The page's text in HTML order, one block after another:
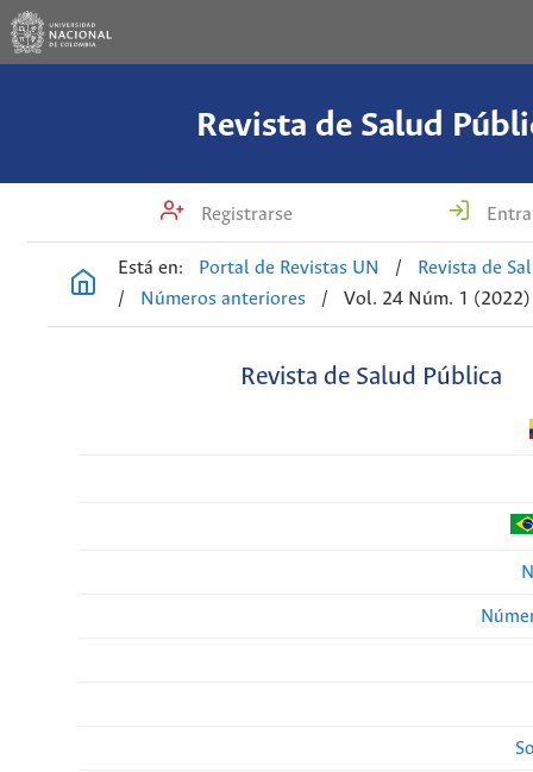
Revista de Salud
Registrarse
Está en: Portal de Revistas UN /
Revista de
/
Números anteriores / Vol. 24 Núm. 1 (2022)
Revista de Salud Pública